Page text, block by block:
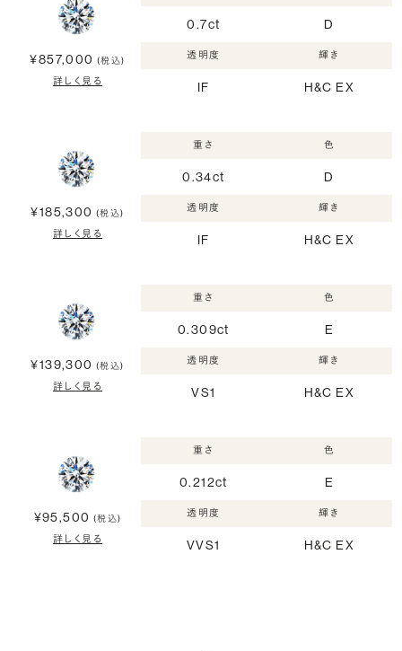
¥857,000 (税込)
詳しく見る
0.7ct D
透明度
IF
輝き
H&C EX
¥185,300 (税込)
詳しく見る
重さ
0.34ct
色
D
透明度
IF
輝き
H&C EX
¥139,300 (税込)
詳しく見る
重さ
0.309ct
色
E
透明度
VS1
輝き
H&C EX
¥95,500 (税込)
詳しく見る
重さ
0.212ct
色
E
透明度
VVS1
輝き
H&C EX